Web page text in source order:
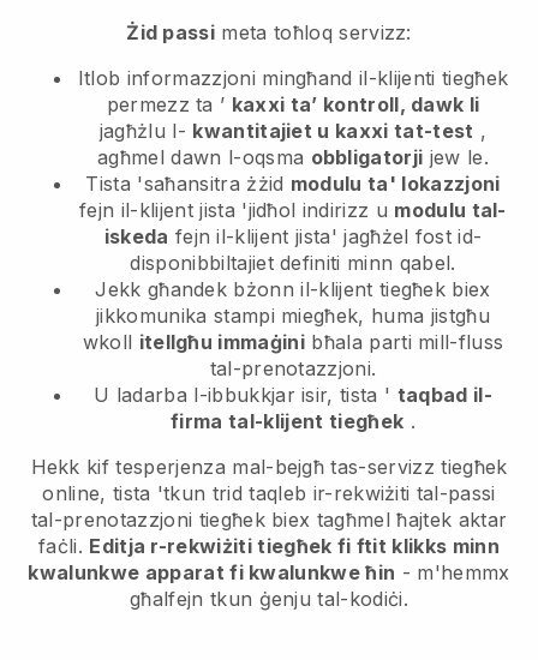
Żid passi meta toħloq servizz:
Itlob informazzjoni mingħand il-klijenti tiegħek
permezz ta ’ kaxxi ta’ kontroll, dawk li
jagħżlu l- kwantitajiet u kaxxi tat-test ,
agħmel dawn l-oqsma obbligatorji jew le.
Tista 'saħansitra żżid modulu ta' lokazzjoni
fejn il-klijent jista 'jidħol indirizz u modulu tal-
iskeda fejn il-klijent jista' jagħżel fost id-
disponibbiltajiet definiti minn qabel.
Jekk għandek bżonn il-klijent tiegħek biex
jikkomunika stampi miegħek, huma jistgħu
wkoll itellgħu immaġini bħala parti mill-fluss
tal-prenotazzjoni.
U ladarba l-ibbukkjar isir, tista ' taqbad il-
firma tal-klijent tiegħek .
Hekk kif tesperjenza mal-bejgħ tas-servizz tiegħek
online, tista 'tkun trid taqleb ir-rekwiżiti tal-passi
tal-prenotazzjoni tiegħek biex tagħmel ħajtek aktar
faċli. Editja r-rekwiżiti tiegħek fi ftit klikks minn
kwalunkwe apparat fi kwalunkwe ħin - m'hemmx
għalfejn tkun ġenju tal-kodiċi.